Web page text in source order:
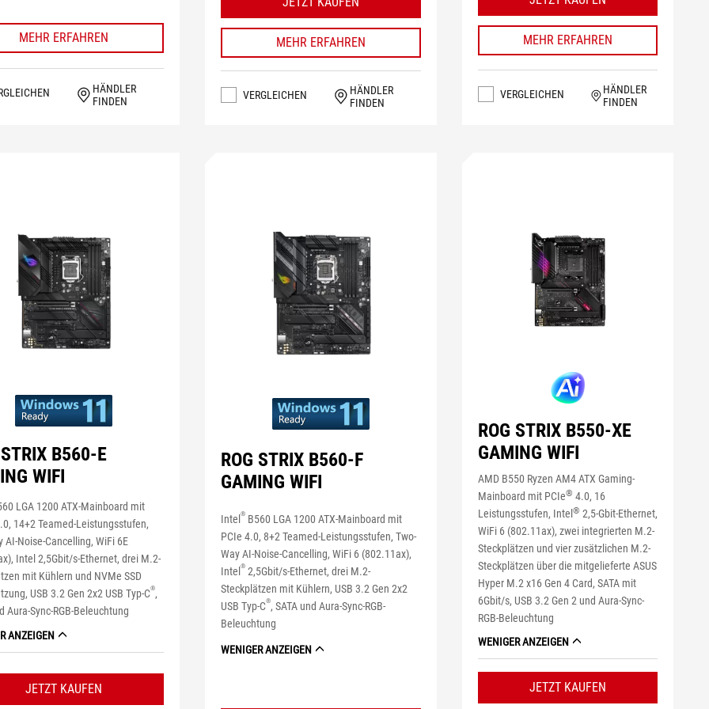
MEHR ERFAHREN
HÄNDLER
FINDEN
MEHR ERFAHREN
VERGLEICHEN
HÄNDLER
FINDEN
MEHR ERFAHREN
VERGLEICHEN
HÄNDLER
FINDEN
B560-E
WIFI
LGA 1200 ATX-Mainboard mit
14+2 Teamed-Leistungsstufen,
AI-Noise-Cancelling, WiFi 6E
Intel 2,5Gbit/s-Ethernet, drei M.2-
mit Kühlern und NVMe SSD
USB 3.2 Gen 2x2 USB Typ-C®,
Aura-Sync-RGB-Beleuchtung
ANZEIGEN
JETZT KAUFEN
ROG STRIX B560-F
GAMING WIFI
Intel ®B560 LGA 1200 ATX-Mainboard mit
PCIe 4.0, 8+2 Teamed-Leistungsstufen, Two-
Way AI-Noise-Cancelling, WiFi 6 (802.11ax),
Intel ®2,5Gbit/s-Ethernet, drei M.2-
Steckplätzen mit Kühlern, USB 3.2 Gen 2x2
USB Typ-C®, SATA und Aura-Sync-RGB-
Beleuchtung
WENIGER ANZEIGEN
ROG STRIX B550-XE
GAMING WIFI
AMD B550 Ryzen AM4 ATX Gaming-
Mainboard mit PCIe® 4.0, 16
Leistungsstufen, Intel ® 2,5-Gbit-Ethernet,
WiFi 6 (802.11ax), zwei integrierten M.2-
Steckplätzen und vier zusätzlichen M.2-
Steckplätzen über die mitgelieferte ASUS
Hyper M.2 x16 Gen 4 Card, SATA mit
6Gbit/s, USB 3.2 Gen 2 und Aura-Sync-
RGB-Beleuchtung
WENIGER ANZEIGEN
JETZT KAUFEN